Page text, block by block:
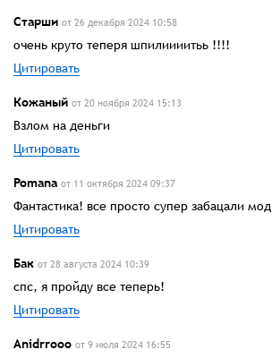
Старши от 26 декабря 2024 10:58
очень круто теперя шпилиииитьь !!!!
Цитировать
Кожаный от 20 ноября 2024 15:13
Взлом на деньги
Цитировать
Pomana от 11 октября 2024 09:37
Фантастика! все просто супер забацали мод
Цитировать
Бак от 28 августа 2024 10:39
спс, я пройду все теперь!
Цитировать
Anidrrооо от 9 июля 2024 16:55